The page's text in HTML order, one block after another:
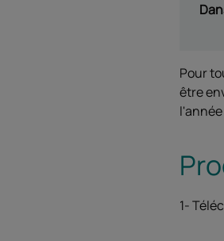
Pour
être
1-